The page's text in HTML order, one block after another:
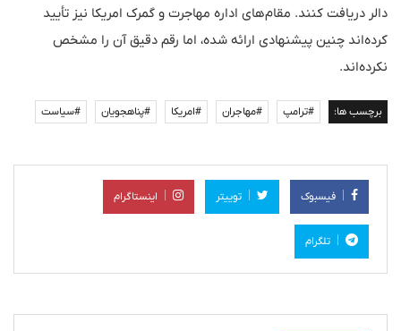
دالر دریافت کنند. مقام‌های اداره مهاجرت و گمرک امریکا نیز تأیید
کرده‌اند چنین پیشنهادی ارائه شده، اما رقم دقیق آن را مشخص
نکرده‌اند.
برچسب ها: #ترامپ #مهاجران #امریکا #پناهجویان #سیاست
فیسبوک توییتر اینستاگرام
تلگرام